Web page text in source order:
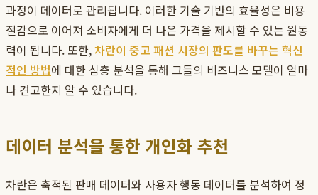
과정이 데이터로 관리됩니다. 이러한 기술 기반의 효율성은 비용
절감으로 이어져 소비자에게 더 나은 가격을 제시할 수 있는 원동
력이 됩니다. 또한,차란이 중고 패션 시장의 판도를 바꾸는 혁신
적인 방법에 대한 심층 분석을 통해 그들의 비즈니스 모델이 얼마
나 견고한지 알 수 있습니다.
데이터 분석을 통한 개인화 추천
차란은 축적된 판매 데이터와 사용자 행동 데이터를 분석하여 정